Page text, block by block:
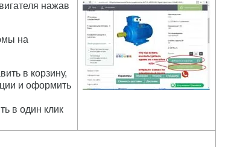
нажав
на
в корзину,
и оформить
в один клик